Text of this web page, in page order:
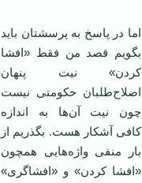
اما در پاسخ به پرسشتان باید
بگویم قصد من فقط «افشا
کردن» نیت پنهان
اصلاح‌طلبان حکومتی نیست
چون نیت آن‌ها به اندازه
کافی آشکار هست. بگذریم از
بار منفی واژه‌هایی همچون
«افشا کردن» و «افشاگری»